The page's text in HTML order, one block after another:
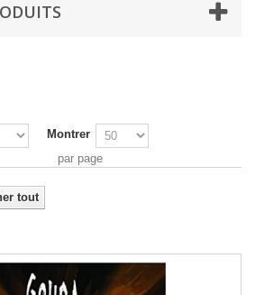
Montrer
par page
tout